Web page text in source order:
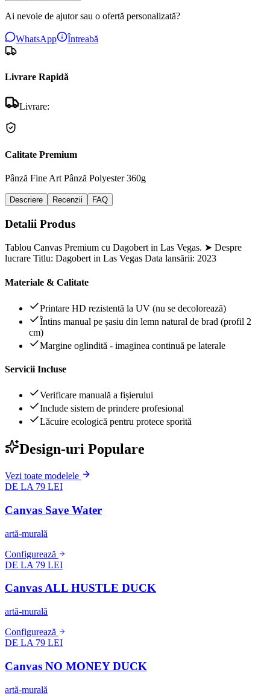
Ai nevoie de ajutor sau o ofertă personalizată?
WhatsApp Întreabă
Livrare Rapidă
Livrare:
Calitate Premium
Pânză Fine Art Pânză Polyester 360g
Descriere Recenzii FAQ
Detalii Produs
Tablou Canvas Premium cu Dagobert in Las Vegas. ➤ Despre
lucrare Titlu: Dagobert in Las Vegas Data lansării: 2023
Materiale & Calitate
Printare HD rezistentă la UV (nu se decolorează)
Întins manual pe șasiu din lemn natural de brad (profil 2
cm)
Margine oglindită - imaginea continuă pe laterale
Servicii Incluse
Verificare manuală a fișierului
Include sistem de prindere profesional
Lăcuire ecologică pentru protece sporită
Design-uri Populare
Vezi toate modelele
DE LA 79 LEI
Canvas Save Water
artă-murală
Configurează
DE LA 79 LEI
Canvas ALL HUSTLE DUCK
artă-murală
Configurează
DE LA 79 LEI
Canvas NO MONEY DUCK
artă-murală